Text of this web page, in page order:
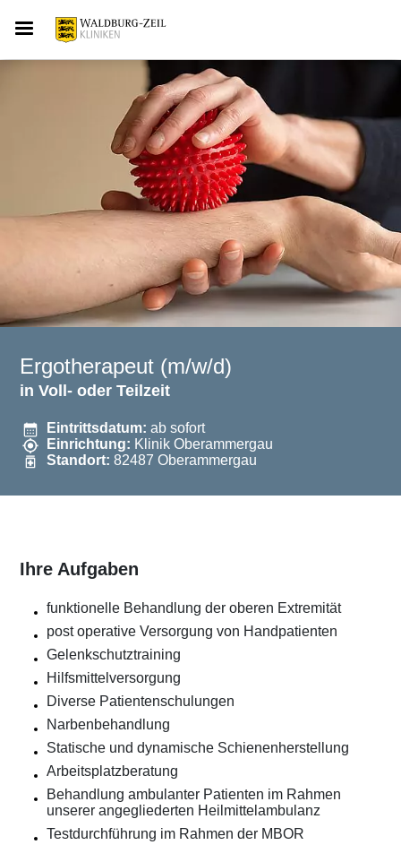
Ergotherapeut (m/w/d)
in Voll- oder Teilzeit
Eintrittsdatum: ab sofort
Einrichtung: Klinik Oberammergau
Standort: 82487 Oberammergau
Ihre Aufgaben
funktionelle Behandlung der oberen Extremität
post operative Versorgung von Handpatienten
Gelenkschutztraining
Hilfsmittelversorgung
Diverse Patientenschulungen
Narbenbehandlung
Statische und dynamische Schienenherstellung
Arbeitsplatzberatung
Behandlung ambulanter Patienten im Rahmen
unserer angegliederten Heilmittelambulanz
Testdurchführung im Rahmen der MBOR